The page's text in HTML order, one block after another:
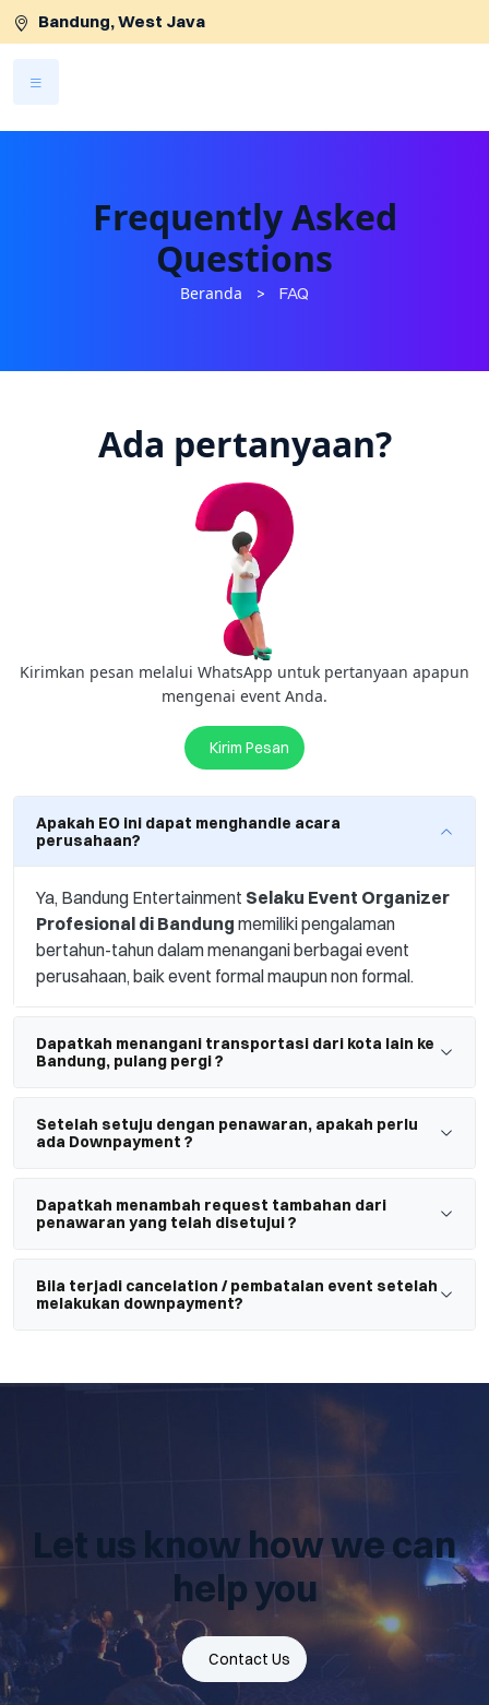
Bandung, West Java
Frequently Asked
Questions
Beranda > FAQ
Ada pertanyaan?
Kirimkan pesan melalui WhatsApp untuk pertanyaan apapun
mengenai event Anda.
Kirim Pesan
Apakah EO ini dapat menghandle acara
perusahaan?
Ya, Bandung Entertainment Selaku Event Organizer
Profesional di Bandung memiliki pengalaman
bertahun-tahun dalam menangani berbagai event
perusahaan, baik event formal maupun non formal.
Dapatkah menangani transportasi dari kota lain ke
Bandung, pulang pergi ?
Setelah setuju dengan penawaran, apakah perlu
ada Downpayment ?
Dapatkah menambah request tambahan dari
penawaran yang telah disetujui ?
Bila terjadi cancelation / pembatalan event setelah
melakukan downpayment?
Let us know how we can
help you
Contact Us